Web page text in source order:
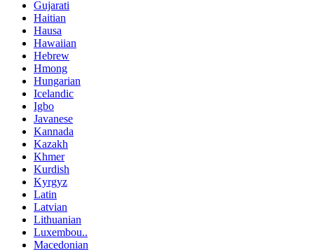
Gujarati
Haitian
Hausa
Hawaiian
Hebrew
Hmong
Hungarian
Icelandic
Igbo
Javanese
Kannada
Kazakh
Khmer
Kurdish
Kyrgyz
Latin
Latvian
Lithuanian
Luxembou..
Macedonian